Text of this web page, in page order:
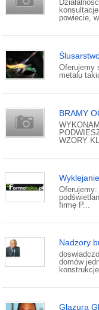
powiecie,
Oferujemy
metalu
BRAMY
WZORY
firmę P...
Nadzory
domów
Glazura